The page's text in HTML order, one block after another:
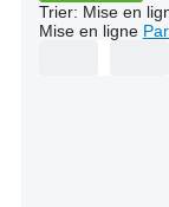
Trier: Mise en
Mise en ligne